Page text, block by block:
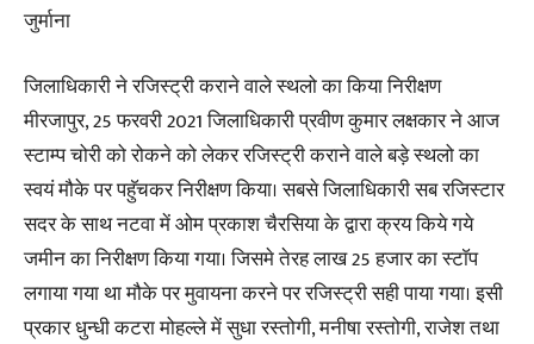
जुर्माना
जिलाधिकारी ने रजिस्ट्री कराने वाले स्थलो का किया निरीक्षण
मीरजापुर, 25 फरवरी 2021 जिलाधिकारी प्रवीण कुमार लक्षकार ने आज
स्टाम्प चोरी को रोकने को लेकर रजिस्ट्री कराने वाले बड़े स्थलो का
स्वयं मौके पर पहुॅचकर निरीक्षण किया। सबसे जिलाधिकारी सब रजिस्टार
सदर के साथ नटवा में ओम प्रकाश चैरसिया के द्वारा क्रय किये गये
जमीन का निरीक्षण किया गया। जिसमे तेरह लाख 25 हजार का स्टाॅप
लगाया गया था मौके पर मुवायना करने पर रजिस्ट्री सही पाया गया। इसी
प्रकार धुन्धी कटरा मोहल्ले में सुधा रस्तोगी, मनीषा रस्तोगी, राजेश तथा